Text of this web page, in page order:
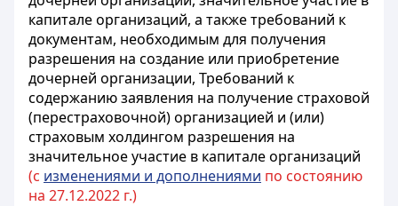
капитале организаций, а также требований к
документам, необходимым для получения
разрешения на создание или приобретение
дочерней организации, Требований к
содержанию заявления на получение страховой
(перестраховочной) организацией и (или)
страховым холдингом разрешения на
значительное участие в капитале организаций
(с изменениями и дополнениями по состоянию
на 27.12.2022 г.)